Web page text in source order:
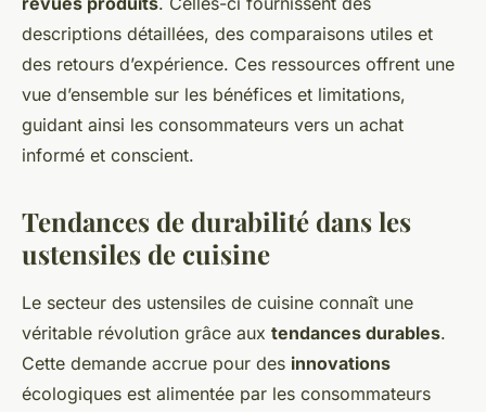
descriptions détaillées, des comparaisons utiles et
des retours d’expérience. Ces ressources offrent une
vue d’ensemble sur les bénéfices et limitations,
guidant ainsi les consommateurs vers un achat
informé et conscient.
Tendances de durabilité dans les
ustensiles de cuisine
Le secteur des ustensiles de cuisine connaît une
véritable révolution grâce aux tendances durables.
Cette demande accrue pour des innovations
écologiques est alimentée par les consommateurs